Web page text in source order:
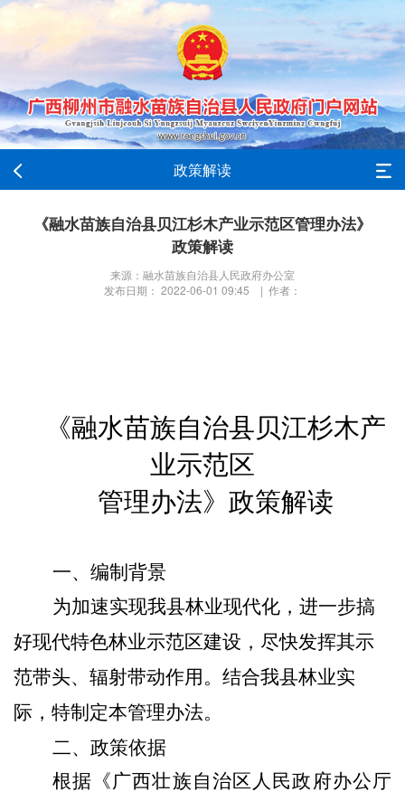
政策解读
《融水苗族自治县贝江杉木产业示范区管理办法》
政策解读
来源：融水苗族自治县人民政府办公室
发布日期： 2022-06-01 09:45 | 作者：
《融水苗族自治县贝江杉木产
业示范区
管理办法》 政策解读
一、 编制 背景
为加速实现我县林业现代化，进一步搞
好现代特色林业示范区建设，尽快发挥其示
范带头、辐射带动作用。结合我县林业实
际，特制定本管理办法。
二、 政策依据
根据《广西壮族自治区人民政府办公厅